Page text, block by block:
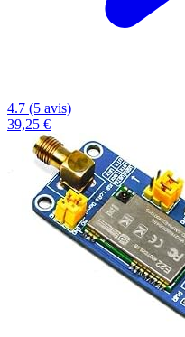
4.7 (5 avis)
39,25 €